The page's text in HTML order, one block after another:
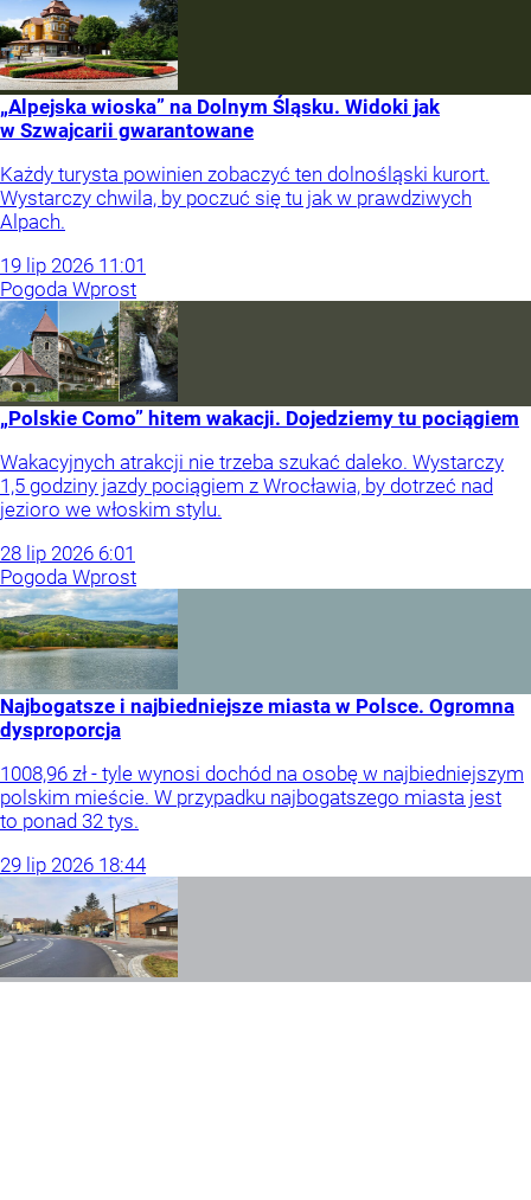
„Alpejska wioska” na Dolnym Śląsku. Widoki jak
w Szwajcarii gwarantowane
Każdy turysta powinien zobaczyć ten dolnośląski kurort.
Wystarczy chwila, by poczuć się tu jak w prawdziwych
Alpach.
19 lip 2026 11:01
Pogoda Wprost
„Polskie Como” hitem wakacji. Dojedziemy tu pociągiem
Wakacyjnych atrakcji nie trzeba szukać daleko. Wystarczy
1,5 godziny jazdy pociągiem z Wrocławia, by dotrzeć nad
jezioro we włoskim stylu.
28 lip 2026 6:01
Pogoda Wprost
Najbogatsze i najbiedniejsze miasta w Polsce. Ogromna
dysproporcja
1008,96 zł - tyle wynosi dochód na osobę w najbiedniejszym
polskim mieście. W przypadku najbogatszego miasta jest
to ponad 32 tys.
29 lip 2026 18:44